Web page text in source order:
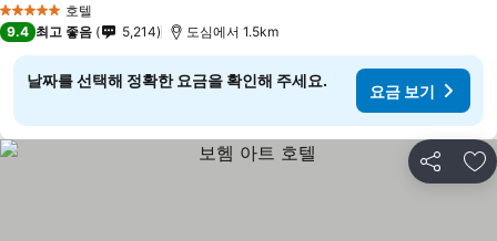
5 성급 호텔
9.4 최고 좋음 5,214 도심에서 1.5km
날짜를 선택해 정확한 요금을 확인해 주세요.
요금 보기
공유 즐